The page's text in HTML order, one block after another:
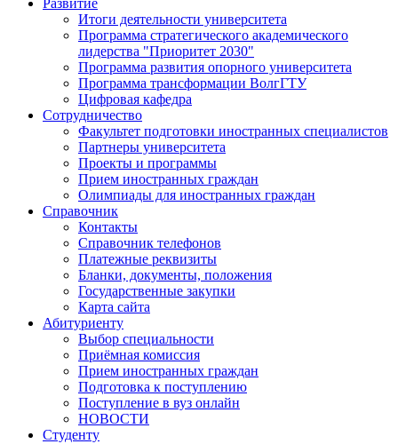
Развитие
Итоги деятельности университета
Программа стратегического академического
лидерства "Приоритет 2030"
Программа развития опорного университета
Программа трансформации ВолгГТУ
Цифровая кафедра
Сотрудничество
Факультет подготовки иностранных специалистов
Партнеры университета
Проекты и программы
Прием иностранных граждан
Олимпиады для иностранных граждан
Справочник
Контакты
Справочник телефонов
Платежные реквизиты
Бланки, документы, положения
Государственные закупки
Карта сайта
Абитуриенту
Выбор специальности
Приёмная комиссия
Прием иностранных граждан
Подготовка к поступлению
Поступление в вуз онлайн
НОВОСТИ
Студенту